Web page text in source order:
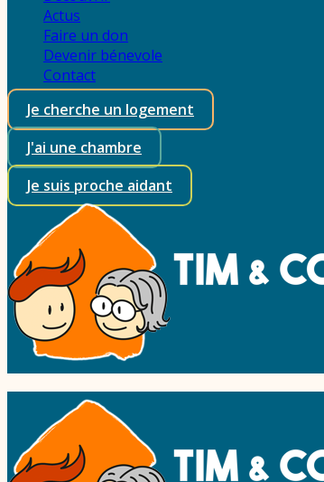
Actus
Faire un don
Devenir bénevole
Contact
Je cherche un logement
J'ai une chambre
Je suis proche aidant